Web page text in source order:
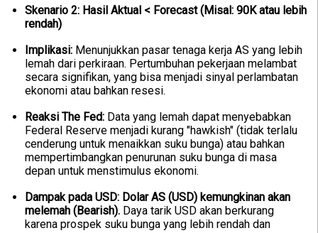
Skenario 2: Hasil Aktual < Forecast (Misal: 90K atau lebih
rendah)
Implikasi: Menunjukkan pasar tenaga kerja AS yang lebih
lemah dari perkiraan. Pertumbuhan pekerjaan melambat
secara signifikan, yang bisa menjadi sinyal perlambatan
ekonomi atau bahkan resesi.
Reaksi The Fed: Data yang lemah dapat menyebabkan
Federal Reserve menjadi kurang "hawkish" (tidak terlalu
cenderung untuk menaikkan suku bunga) atau bahkan
mempertimbangkan penurunan suku bunga di masa
depan untuk menstimulus ekonomi.
Dampak pada USD: Dolar AS (USD) kemungkinan akan
melemah (Bearish). Daya tarik USD akan berkurang
karena prospek suku bunga yang lebih rendah dan